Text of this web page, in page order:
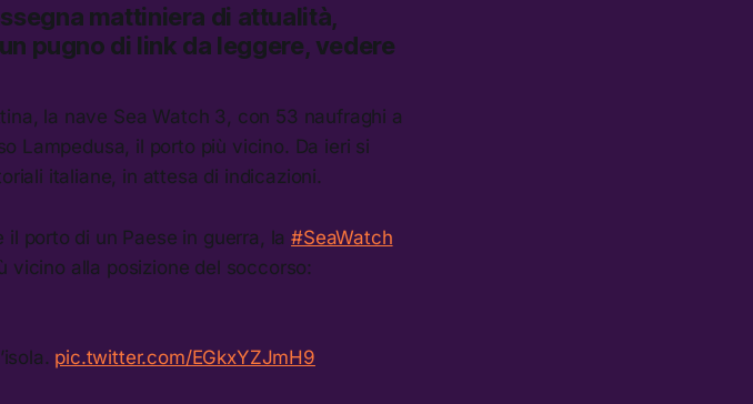
mattiniera di attualità,
pugno di link da leggere, vedere
la nave Sea Watch 3, con 53 naufraghi a
Lampedusa, il porto più vicino. Da ieri si
italiane, in attesa di indicazioni.
il porto di un Paese in guerra, la#SeaWatch
vicino alla posizione del soccorso:
pic.twitter.com/EGkxYZJmH9